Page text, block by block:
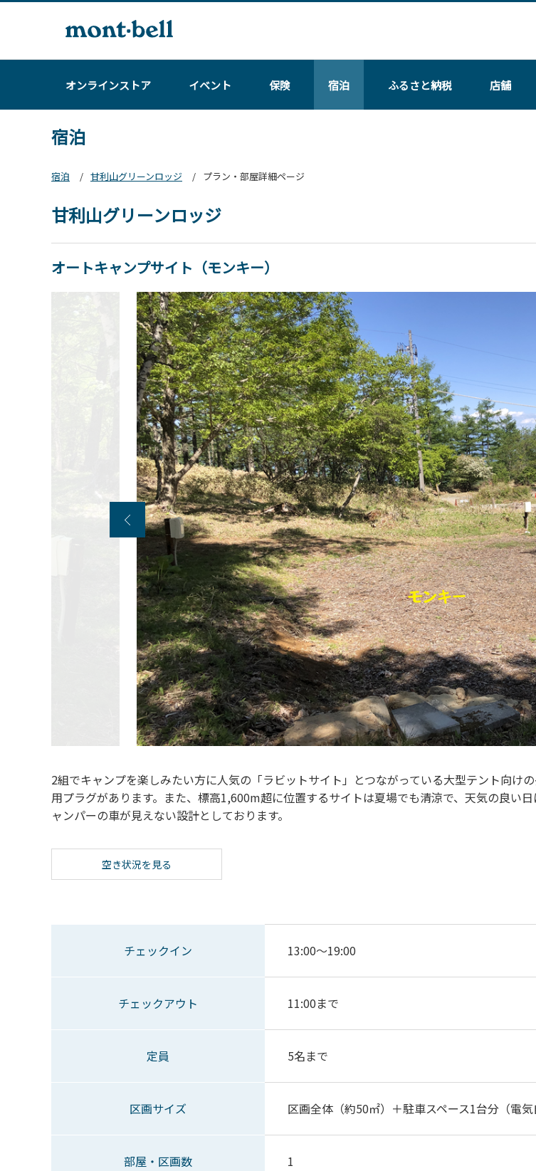
オンラインストア イベント 保険 宿泊 ふるさと納税 店舗
宿泊
宿泊
甘利山グリーンロッジ プラン・部屋詳細ページ
甘利山グリーンロッジ
オートキャンプサイト（モンキー）
2組でキャンプを楽しみたい方に人気の「ラビットサイト」とつながっている大型テント向け
用プラグがあります。また、標高1,600m超に位置するサイトは夏場でも清涼で、天気の良い
ャンパーの車が見えない設計としております。
空き状況を見る
チェックイン 13:00～19:00
チェックアウト 11:00まで
定員 5名まで
区画サイズ 区画全体（約50㎡）＋駐車スペース1台分（電気
部屋・区画数 1